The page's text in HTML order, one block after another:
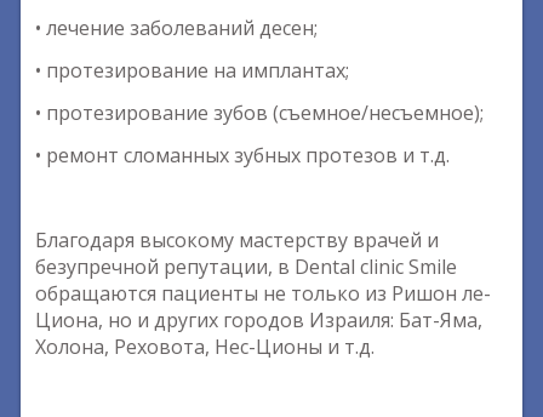
• лечение заболеваний десен;
• протезирование на имплантах;
• протезирование зубов (съемное/несъемное);
• ремонт сломанных зубных протезов и т.д.
Благодаря высокому мастерству врачей и
безупречной репутации, в Dental clinic Smile
обращаются пациенты не только из Ришон ле-
Циона, но и других городов Израиля: Бат-Яма,
Холона, Реховота, Нес-Ционы и т.д.